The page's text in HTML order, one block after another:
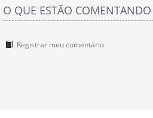
O QUE ESTÃO COMENTANDO
Registrar meu comentário